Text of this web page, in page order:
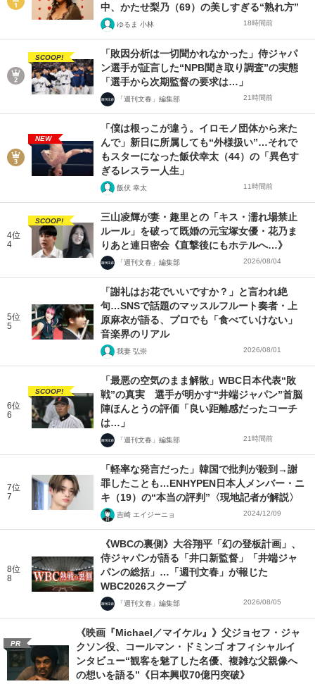
中、かたせ梨乃（69）の美しすぎる“熟れ方”
ゆるま 小林 18時間前
SCOOP!
「敗因分析は一切聞かれなかった」侍ジャパ
ン選手が証言した“NPB聞き取り調査”の実態
「選手から次期監督の要求は…」
「週刊文春」編集部 21時間前
NEW
「僕は根っこが違う。イロモノ団体から来た
んで」新日に所属しても“外様扱い”…それで
もスターになった飯伏幸太（44）の「異色す
ぎるレスラー人生」
飯伏 幸太 11時間前
4位
4
SCOOP!
三山凌輝が妻・趣里との「キス・濡れ場禁止
ルール」を破って既婚の元宝塚女優・花乃ま
りあと連日密会《直撃後にもホテルへ…》
「週刊文春」編集部 2026/08/04
5位
5
「謝礼はお花でいいですか？」と言われ絶
句…SNSで話題のマッスルフルート奏者・上
原麻衣が語る、プロでも「食べていけない」
音楽界のリアル
我妻 弘崇 2026/08/01
6位
6
SCOOP!
「最悪の空気のまま解散」WBC日本代表“敗
戦”の真実 選手が明かす“井端ジャパン”首脳
陣ほんとうの評価「良い距離感だったコーチ
は…」
「週刊文春」編集部 21時間前
7位
7
「軽率な発言だった」韓国で批判が殺到→謝
罪したことも…ENHYPEN日本人メンバー・ニ
キ（19）の“本当の評判”〈現地記者が解説〉
吉崎 エイジーニョ 2024/12/09
8位
8
《WBCの裏側》大谷翔平「幻の登板計画」、
侍ジャパンが語る「井口新監督」「井端ジャ
パンの総括」…「週刊文春」が報じた
WBC2026スクープ
「週刊文春」編集部 2026/08/05
PR
《映画『Michael／マイケル』》父ジョセフ・ジャ
クソン役、コールマン・ドミンゴ オフィシャルイ
ンタビュー“観客を魅了した名優、複雑な父親像へ
の想いを語る”《日本興収70億円突破》